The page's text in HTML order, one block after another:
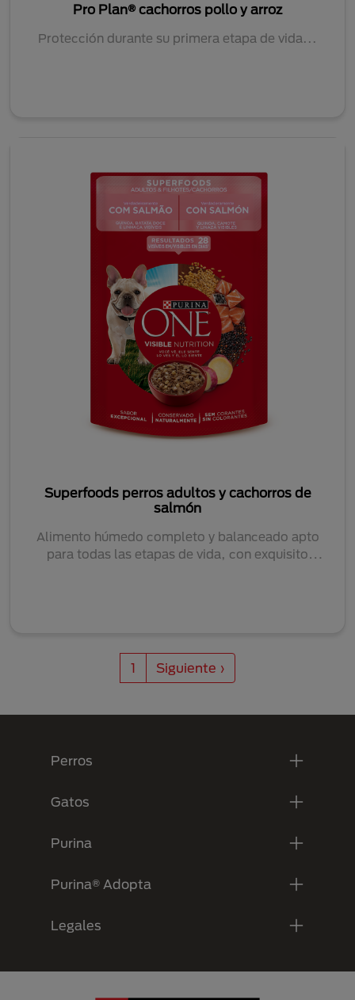
Pro Plan® cachorros pollo y arroz
Protección durante su primera etapa de vida...
Superfoods perros adultos y cachorros de
salmón
Alimento húmedo completo y balanceado apto
para todas las etapas de vida, con exquisito
1 Siguiente página
Siguiente ›
Perros
Gatos
Purina
Purina® Adopta
Legales